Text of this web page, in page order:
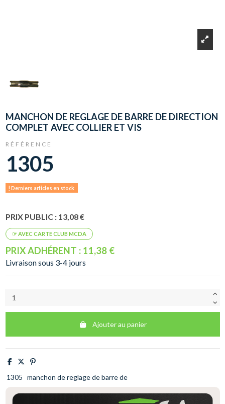
MANCHON DE REGLAGE DE BARRE DE DIRECTION
COMPLET AVEC COLLIER ET VIS
RÉFÉRENCE
1305
Derniers articles en stock
PRIX PUBLIC : 13,08 €
PRIX ADHÉRENT : 11,38 €
Livraison sous 3-4 jours
Ajouter au panier
1305 manchon de reglage de barre de